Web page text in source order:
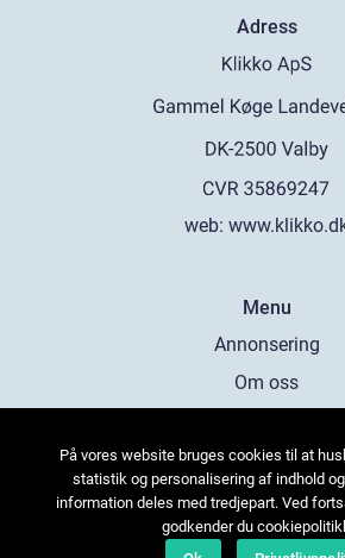
Adress
web:
Menu
Annonsering
Om oss
Kontakta oss
Sitemap
På vores website bruges cookies til at
statistik og personalisering af indhold
information deles med tredjepart. Ved
godkender du